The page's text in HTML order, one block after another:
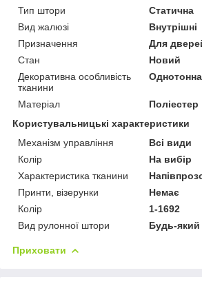
Тип штори
Статична
Вид жалюзі
Внутрішні
Призначення
Для
Стан
Новий
Декоративна особливість
тканини
Однотонна
Матеріал
Поліестер
Користувальницькі характеристики
Механізм управління
Всі види
Колір
На вибір
Характеристика тканини
Принти, візерунки
Немає
Колір
1-1692
Вид рулонної штори
Будь-
Приховати